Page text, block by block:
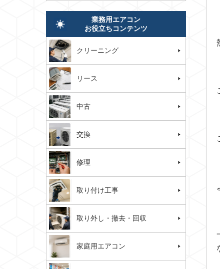
業務用エアコン
お役立ちコンテンツ
クリーニング
リース
中古
交換
修理
取り付け工事
取り外し・撤去・回収
家庭用エアコン